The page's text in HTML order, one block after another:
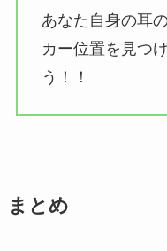
あなた自身の耳
カー位置を見つ
う！！
まとめ